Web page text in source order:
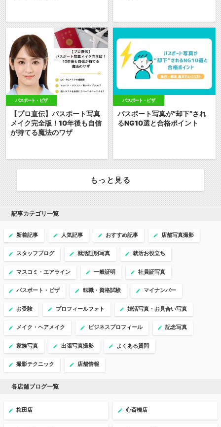
パスポート・ビザ
【プロ直伝】パスポート写真
メイク完全版！10年後も自信
が持てる魔法のワザ
パスポート・ビザ
パスポート写真が“却下”され
るNG10選と合格ポイント
もっと見る
記事カテゴリ一覧
新着記事 人気記事 おすすめ記事 店舗写真撮影
スタッフブログ 就活証明写真 就活お役立ち
マスコミ・エアライン 一般証明 社員証写真
パスポート・ビザ 転職・資格試験 マイナンバー
お受験 プロフィールフォト 婚活写真・お見合い写真
メイク・ヘアメイク ビジネスプロフィール 記念写真
家族写真 出張写真撮影 よくある質問
撮影テクニック 店舗情報
各店舗ブログ一覧
梅田店 心斎橋店